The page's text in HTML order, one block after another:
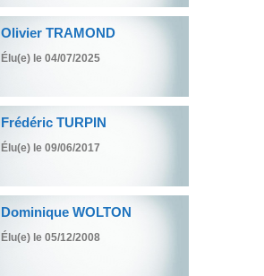
Olivier TRAMOND
Élu(e) le 04/07/2025
Frédéric TURPIN
Élu(e) le 09/06/2017
Dominique WOLTON
Élu(e) le 05/12/2008